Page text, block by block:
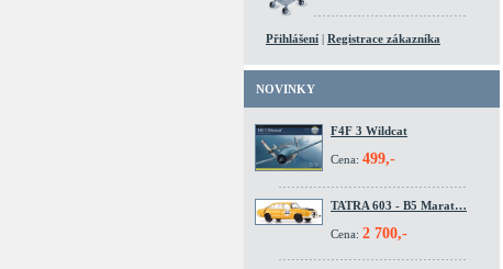
Přihlášení | Registrace zákazníka
NOVINKY
F4F 3 Wildcat
Cena: 499,-
TATRA 603 - B5 Marat…
Cena: 2 700,-